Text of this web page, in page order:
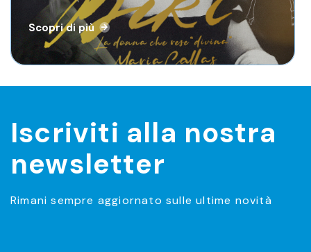
Scopri di più
Scopri di più
Iscriviti alla nostra
newsletter
Rimani sempre aggiornato sulle ultime novità